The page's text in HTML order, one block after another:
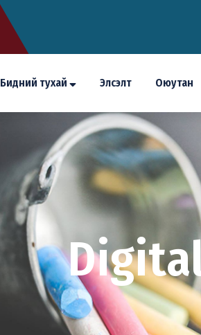
Бидний тухай Элсэлт Оюутан